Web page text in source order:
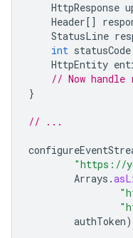
HttpResponse
Header[]
StatusLine
int statusCode
HttpEntity
// Now handle
}
// ...
"https://
Arrays .
authToken